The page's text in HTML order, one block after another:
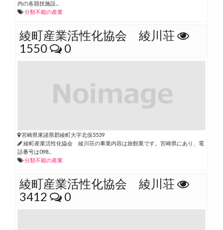
内の各競技施設...
分類不能の産業
綾町産業活性化協会 綾川荘
1550
0
宮崎県東諸県郡綾町大字北俣5539
綾町産業活性化協会 綾川荘の事業内容は旅館業です。宮崎県にあり、電
話番号は098...
分類不能の産業
綾町産業活性化協会 綾川荘
3412
0